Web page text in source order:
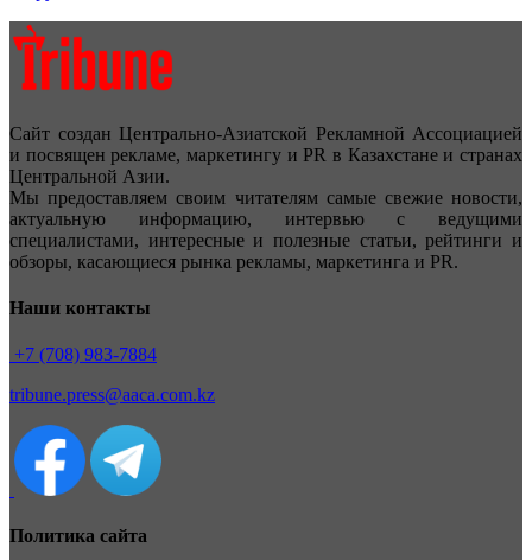
Сайт создан Центрально-Азиатской Рекламной Ассоциацией
и посвящен рекламе, маркетингу и PR в Казахстане и странах
Центральной Азии.
Мы предоставляем своим читателям самые свежие новости,
актуальную информацию, интервью с ведущими
специалистами, интересные и полезные статьи, рейтинги и
обзоры, касающиеся рынка рекламы, маркетинга и PR.
Наши контакты
+7 (708) 983-7884
tribune.press@aaca.com.kz
Политика сайта